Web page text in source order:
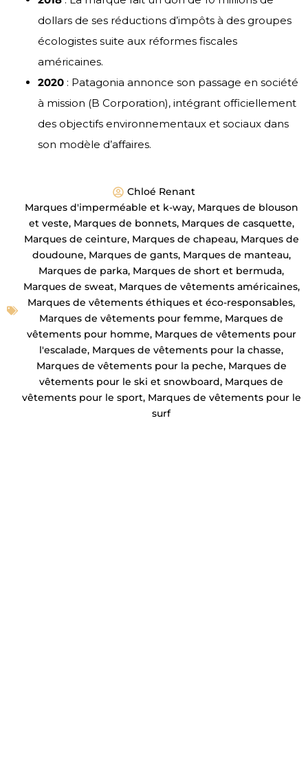
dollars de ses réductions d’impôts à des groupes
écologistes suite aux réformes fiscales
américaines.
2020 : Patagonia annonce son passage en société
à mission (B Corporation), intégrant officiellement
des objectifs environnementaux et sociaux dans
son modèle d’affaires.
Chloé Renant
Marques d'imperméable et k-way, Marques de blouson
et veste, Marques de bonnets, Marques de casquette,
Marques de ceinture, Marques de chapeau, Marques de
doudoune, Marques de gants, Marques de manteau,
Marques de parka, Marques de short et bermuda,
Marques de sweat, Marques de vêtements américaines,
Marques de vêtements éthiques et éco-responsables,
Marques de vêtements pour femme, Marques de
vêtements pour homme, Marques de vêtements pour
l'escalade, Marques de vêtements pour la chasse,
Marques de vêtements pour la peche, Marques de
vêtements pour le ski et snowboard, Marques de
vêtements pour le sport, Marques de vêtements pour le
surf